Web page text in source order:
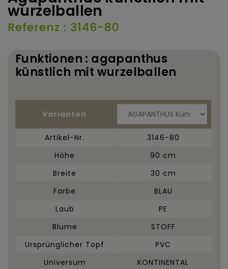
wurzelballen
Referenz : 3146-80
Funktionen : agapanthus
künstlich mit wurzelballen
Varianten
Artikel-Nr.
3146-80
Höhe
90 cm
Breite
30 cm
Farbe
BLAU
Laub
PE
Blume
STOFF
Ursprünglicher Topf
PVC
Universum
KONTINENTAL